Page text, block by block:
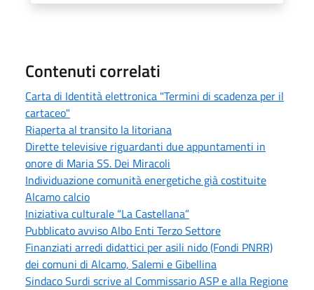
Contenuti correlati
Carta di Identità elettronica "Termini di scadenza per il
cartaceo"
Riaperta al transito la litoriana
Dirette televisive riguardanti due appuntamenti in
onore di Maria SS. Dei Miracoli
Individuazione comunità energetiche già costituite
Alcamo calcio
Iniziativa culturale “La Castellana”
Pubblicato avviso Albo Enti Terzo Settore
Finanziati arredi didattici per asili nido (Fondi PNRR)
dei comuni di Alcamo, Salemi e Gibellina
Sindaco Surdi scrive al Commissario ASP e alla Regione